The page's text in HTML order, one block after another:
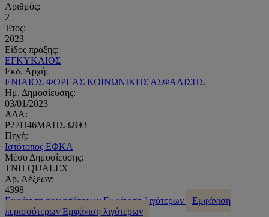
Αριθμός:
2
Έτος:
2023
Είδος πράξης:
ΕΓΚΥΚΛΙΟΣ
Εκδ. Αρχή:
ΕΝΙΑΙΟΣ ΦΟΡΕΑΣ ΚΟΙΝΩΝΙΚΗΣ ΑΣΦΑΛΙΣΗΣ
Ημ. Δημοσίευσης:
03/01/2023
ΑΔΑ:
Ρ27Η46ΜΑΠΣ-ΩΘ3
Πηγή:
Ιστότοπος ΕΦΚΑ
Μέσο Δημοσίευσης:
ΤΝΠ QUALEX
Αρ. Λέξεων:
4398
Εμφάνιση περισσότερων Εμφάνιση λιγότερων
Εμφάνιση
περισσότερων Εμφάνιση λιγότερων